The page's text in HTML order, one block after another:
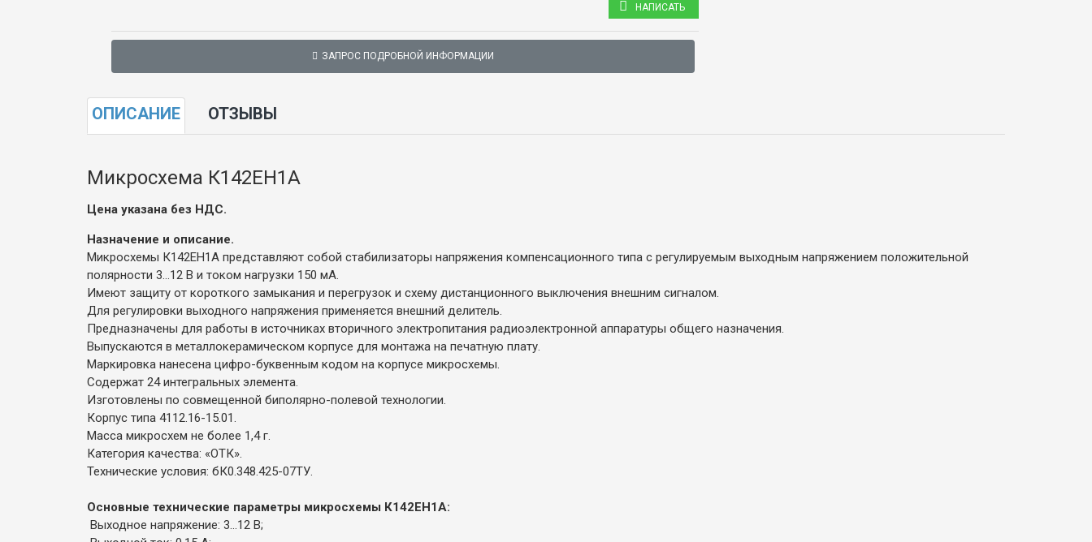
НАПИСАТЬ
ЗАПРОС ПОДРОБНОЙ ИНФОРМАЦИИ
ОПИСАНИЕ ОТЗЫВЫ
Микросхема К142ЕН1А
Цена указана без НДС.
Назначение и описание.
Микросхемы К142ЕН1А представляют собой стабилизаторы напряжения компенсационного типа с регулируемым выходным напряжением положительной
полярности 3...12 В и током нагрузки 150 мА.
Имеют защиту от короткого замыкания и перегрузок и схему дистанционного выключения внешним сигналом.
Для регулировки выходного напряжения применяется внешний делитель.
Предназначены для работы в источниках вторичного электропитания радиоэлектронной аппаратуры общего назначения.
Выпускаются в металлокерамическом корпусе для монтажа на печатную плату.
Маркировка нанесена цифро-буквенным кодом на корпусе микросхемы.
Содержат 24 интегральных элемента.
Изготовлены по совмещенной биполярно-полевой технологии.
Корпус типа 4112.16-15.01.
Масса микросхем не более 1,4 г.
Категория качества: «ОТК».
Технические условия: бК0.348.425-07ТУ.
Основные технические параметры микросхемы К142ЕН1А:
Выходное напряжение: 3...12 В;